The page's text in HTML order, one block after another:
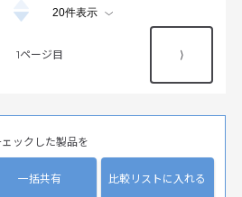
1 ⟩
ェックした製品を
一括共有 比較リストに入れる